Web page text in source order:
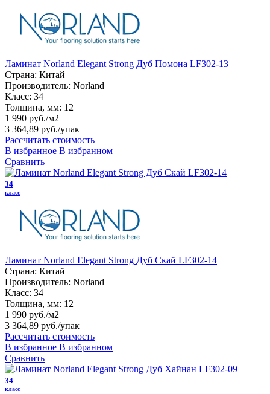
Ламинат Norland Elegant Strong Дуб Помона LF302-13
Страна: Китай
Производитель: Norland
Класс: 34
Толщина, мм: 12
1 990 руб./м2
3 364,89 руб./упак
Рассчитать стоимость
В избранное В избранном
Сравнить
34
класс
Ламинат Norland Elegant Strong Дуб Скай LF302-14
Страна: Китай
Производитель: Norland
Класс: 34
Толщина, мм: 12
1 990 руб./м2
3 364,89 руб./упак
Рассчитать стоимость
В избранное В избранном
Сравнить
34
класс